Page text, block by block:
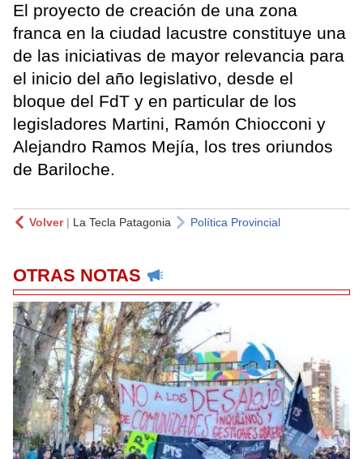
El proyecto de creación de una zona
franca en la ciudad lacustre constituye una
de las iniciativas de mayor relevancia para
el inicio del año legislativo, desde el
bloque del FdT y en particular de los
legisladores Martini, Ramón Chiocconi y
Alejandro Ramos Mejía, los tres oriundos
de Bariloche.
Volver| La Tecla Patagonia Política Provincial
OTRAS NOTAS